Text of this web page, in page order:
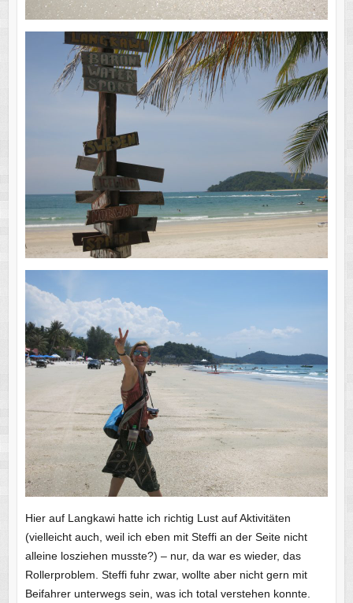
Hier auf Langkawi hatte ich richtig Lust auf Aktivitäten
(vielleicht auch, weil ich eben mit Steffi an der Seite nicht
alleine losziehen musste?) – nur, da war es wieder, das
Rollerproblem. Steffi fuhr zwar, wollte aber nicht gern mit
Beifahrer unterwegs sein, was ich total verstehen konnte.